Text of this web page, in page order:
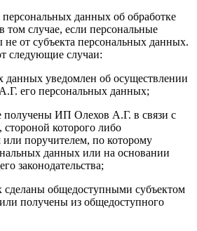
персональных данных об обработке
том случае, если персональные
от субъекта персональных данных.
следующие случаи:
данных уведомлен об осуществлении
его персональных данных;
получены ИП Олехов А.Г. в связи с
которого либо
или поручителем, по которому
данных или на основании
законодательства;
сделаны общедоступными субъектом
получены из общедоступного